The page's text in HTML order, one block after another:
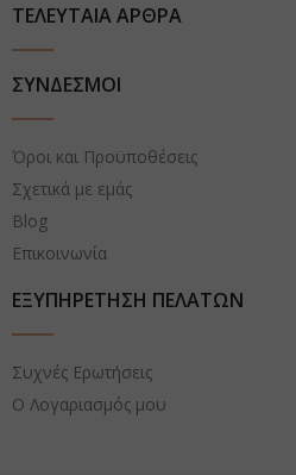
ΤΕΛΕΥΤΑΙΑ ΑΡΘΡΑ
ΣΥΝΔΕΣΜΟΙ
Όροι και Προϋποθέσεις
Σχετικά με εμάς
Blog
Επικοινωνία
ΕΞΥΠΗΡΕΤΗΣΗ ΠΕΛΑΤΩΝ
Συχνές Ερωτήσεις
Ο Λογαριασμός μου